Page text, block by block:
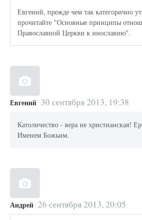
Евгений, прежде чем так категорично
прочитайте "Основные принципы
Православной Церкви к инославию".
Евгений 30 сентября 2013, 19:38
Католичество - вера не христианская!
Именем Божьим.
Андрей 26 сентября 2013, 20:05